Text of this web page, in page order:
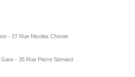
- 27 Rue Nicolas Chorier
- 35 Rue Pierre Sémard